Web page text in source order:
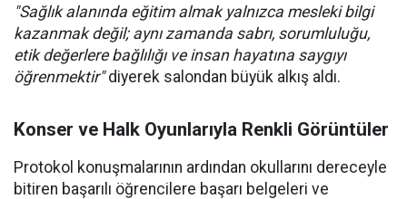
"Sağlık alanında eğitim almak yalnızca mesleki bilgi
kazanmak değil; aynı zamanda sabrı, sorumluluğu,
etik değerlere bağlılığı ve insan hayatına saygıyı
öğrenmektir"diyerek salondan büyük alkış aldı.
Konser ve Halk Oyunlarıyla Renkli Görüntüler
Protokol konuşmalarının ardından okullarını dereceyle
bitiren başarılı öğrencilere başarı belgeleri ve